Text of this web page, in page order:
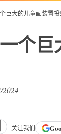
巨大的儿童画装置
个
2024
关注我们